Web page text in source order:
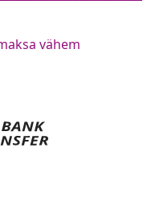
vähem